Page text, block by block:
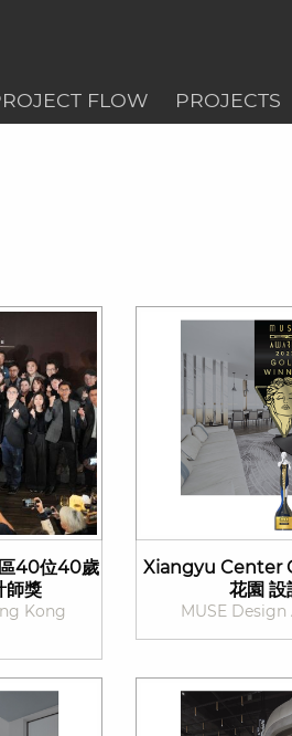
FLOW PROJECTS
40位40歲
師獎
Kong
Xiangyu Center
花園 設
MUSE Design